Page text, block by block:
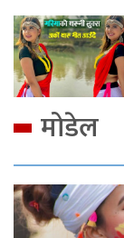
मोडेल